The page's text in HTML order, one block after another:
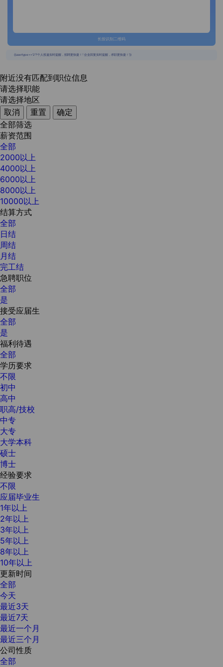
长按识别二维码
{{usertype=='2'?'个人投递实时提醒，招聘更快捷！':'企业回复实时提醒，求职更快捷！'}}
附近没有匹配到职位信息
请选择职能
请选择地区
取消
重置
确定
全部筛选
薪资范围
全部
2000以上
4000以上
6000以上
8000以上
10000以上
结算方式
全部
日结
周结
月结
完工结
急聘职位
全部
是
接受应届生
全部
是
福利待遇
全部
学历要求
不限
初中
高中
职高/技校
中专
大专
大学本科
硕士
博士
经验要求
不限
应届毕业生
1年以上
2年以上
3年以上
5年以上
8年以上
10年以上
更新时间
全部
今天
最近3天
最近7天
最近一个月
最近三个月
公司性质
全部